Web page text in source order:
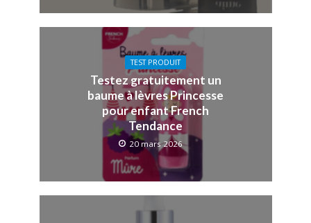
TEST PRODUIT
Testez gratuitement un
baume à lèvres Princesse
pour enfant French
Tendance
20 mars 2026